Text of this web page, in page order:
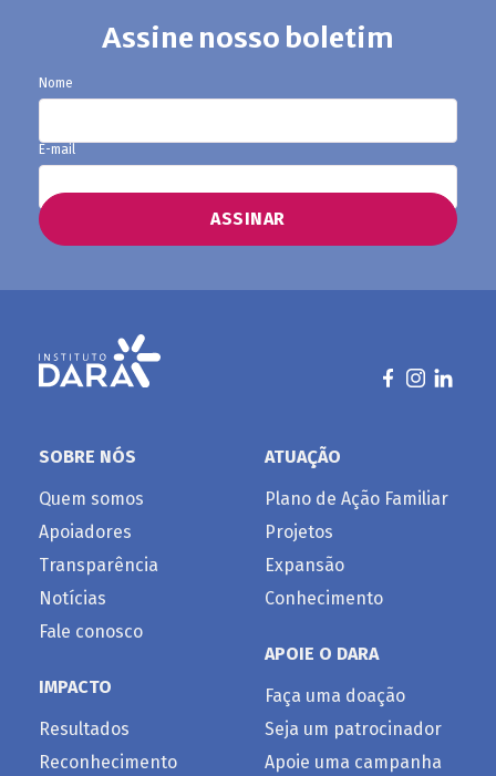
Assine nosso boletim
Nome
E-mail
SOBRE NÓS
Quem somos
Apoiadores
Transparência
Notícias
Fale conosco
IMPACTO
Resultados
Reconhecimento
ATUAÇÃO
Plano de Ação Familiar
Projetos
Expansão
Conhecimento
APOIE O DARA
Faça uma doação
Seja um patrocinador
Apoie uma campanha